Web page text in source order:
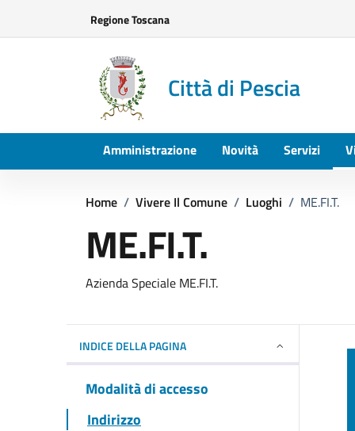
Regione Toscana
Città di Pescia
Amministrazione Novità Servizi
Home / Vivere Il Comune / Luoghi / ME.FI.T.
ME.FI.T.
Azienda Speciale ME.FI.T.
INDICE DELLA PAGINA
Modalità di accesso
Indirizzo